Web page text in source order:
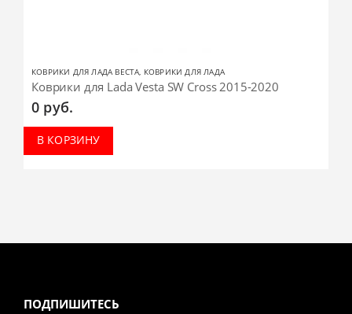
КОВРИКИ ДЛЯ ЛАДА ВЕСТА, КОВРИКИ ДЛЯ ЛАДА
Коврики для Lada Vesta SW Cross 2015-2020
0 руб.
В КОРЗИНУ
ПОДПИШИТЕСЬ